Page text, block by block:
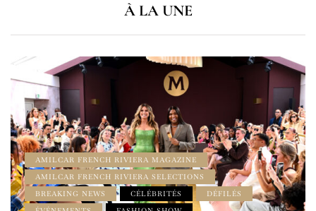
À LA UNE
À LA UNE
AMILCAR CHRONOS MAGAZINE
AMILCAR MAGAZINE
AMILCAR MAGAZINE GROUP
AMILCAR WATCHES MAGAZINE
CINEMA
ÉVÉNEMENTS
HAMILTON
HOMME
HORLOGERIE & MONTRES LUXE
INSPIRATION